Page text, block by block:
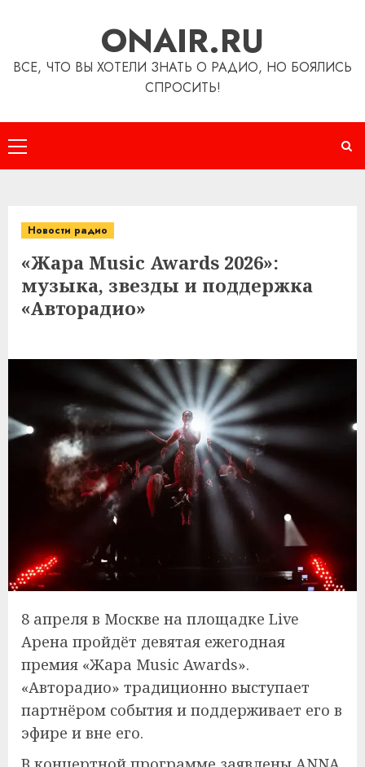
ONAIR.RU
ВСЕ, ЧТО ВЫ ХОТЕЛИ ЗНАТЬ О РАДИО, НО БОЯЛИСЬ
СПРОСИТЬ!
Основное
меню
Новости радио
«Жара Music Awards 2026»:
музыка, звезды и поддержка
«Авторадио»
8 апреля в Москве на площадке Live
Арена пройдёт девятая ежегодная
премия «Жара Music Awards».
«Авторадио» традиционно выступает
партнёром события и поддерживает его в
эфире и вне его.